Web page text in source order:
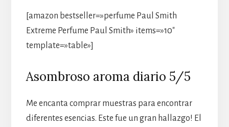
[amazon bestseller=»perfume Paul Smith
Extreme Perfume Paul Smith» items=»10″
template=»table»]
Asombroso aroma diario 5/5
Me encanta comprar muestras para encontrar
diferentes esencias. Este fue un gran hallazgo! El